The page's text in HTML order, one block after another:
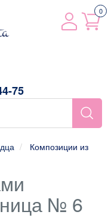
75
0
Композиции из
№ 6